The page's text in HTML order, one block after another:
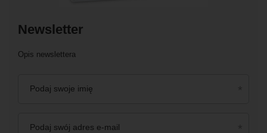
Newsletter
Opis newslettera
Podaj swoje imię
Podaj swój adres e-mail